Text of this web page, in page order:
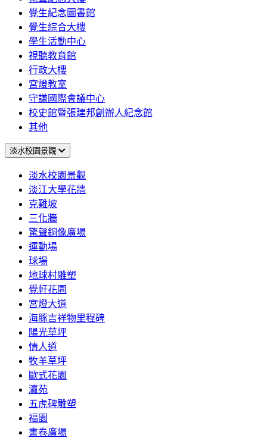
覺生紀念圖書館
覺生綜合大樓
學生活動中心
視聽教育館
行政大樓
宮燈教室
守謙國際會議中心
校史館暨張建邦創辦人紀念館
其他
淡水校園景觀
淡水校園景觀
淡江大學花牆
克難坡
三化牆
驚聲銅像廣場
運動場
球場
地球村雕塑
覺軒花園
宮燈大道
海豚吉祥物里程碑
陽光草坪
情人道
牧羊草坪
歐式花園
瀛苑
五虎碑雕塑
福園
書卷廣場